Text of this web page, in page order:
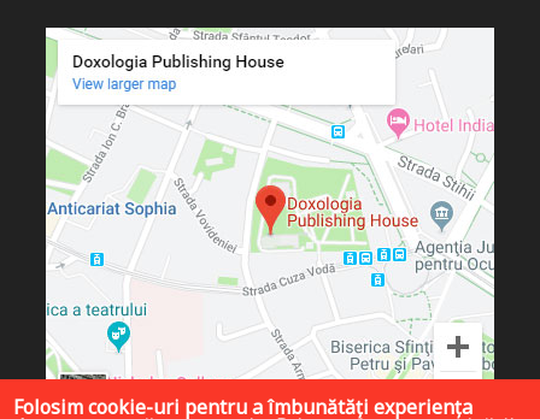
Folosim cookie-uri pentru a îmbunătăți experiența